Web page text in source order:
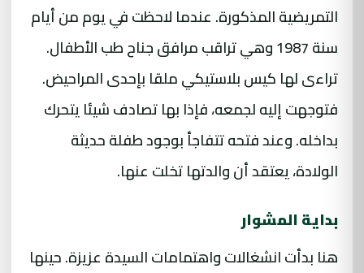
التمريضية المذكورة. عندما لاحظت في يوم من أيام
سنة 1987 وهي تراقب مرافق جناح طب الأطفال.
تراءى لها كيس بلاستيكي ملقا بإحدى المراحيض.
فتوجهت إليه لجمعه، فإذا بها تصادف شيئا يتحرك
بداخله. وعند فتحه تتفاجأ بوجود طفلة حديثة
الولادة، يعتقد أن والدتها تخلت عنها.
بداية المشوار
هنا بدأت انشغالات واهتمامات السيدة عزيزة. حينها